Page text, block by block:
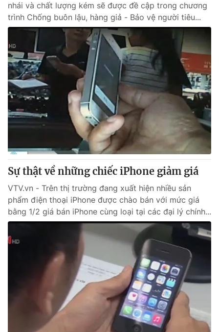
Photo Infographic
Video Shorts video
VTV Money VTV Thể thao
VTV Sức khoẻ Bất động sản
Thị trường 24h Tấm lòng Việt
VTV4 Vươn mình bằng AI
Liên hệ tòa soạn English
THỜI BÁO VTV
Theo dõi báo trên
nhái và chất lượng kém sẽ được đề cập trong chương
trình Chống buôn lậu, hàng giả - Bảo vệ người tiêu...
Sự thật về những chiếc iPhone giảm giá
VTV.vn - Trên thị trường đang xuất hiện nhiều sản
phẩm điện thoại iPhone được chào bán với mức giá
bằng 1/2 giá bán iPhone cùng loại tại các đại lý chính...